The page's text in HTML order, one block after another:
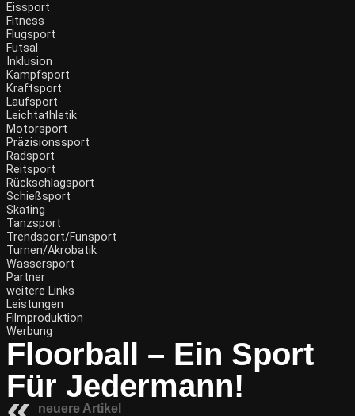
Eissport
Fitness
Flugsport
Futsal
Inklusion
Kampfsport
Kraftsport
Laufsport
Leichtathletik
Motorsport
Präzisionssport
Radsport
Reitsport
Rückschlagsport
Schießsport
Skating
Tanzsport
Trendsport/Funsport
Turnen/Akrobatik
Wassersport
Partner
weitere Links
Leistungen
Filmproduktion
Werbung
Floorball – Ein Sport
Für Jedermann!
neuere Artikel